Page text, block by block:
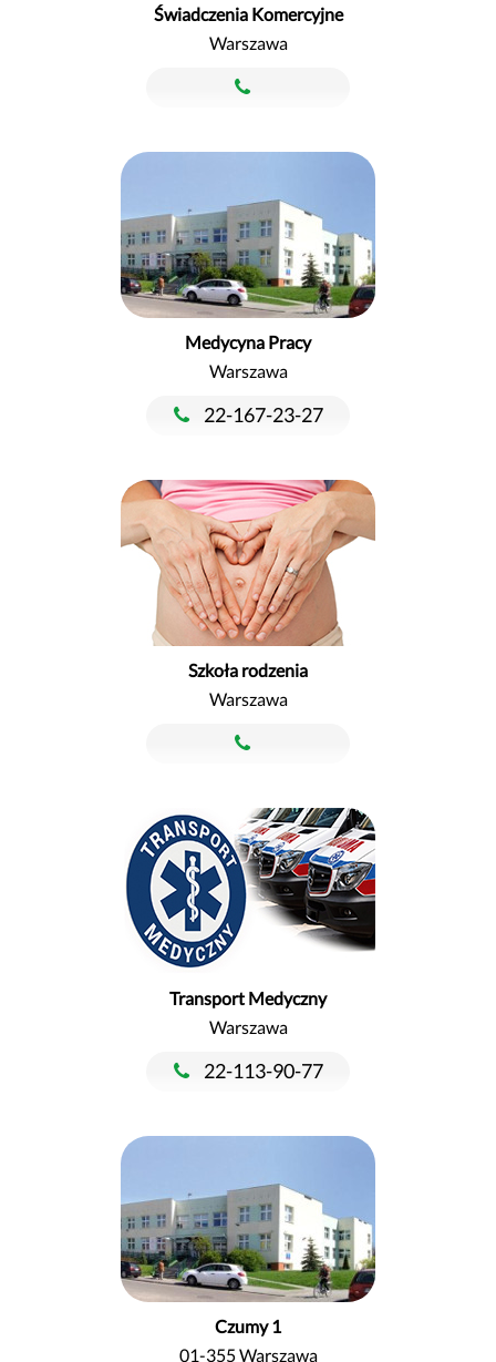
Świadczenia Komercyjne
Warszawa
Medycyna Pracy
Warszawa
22-167-23-27
Szkoła rodzenia
Warszawa
Transport Medyczny
Warszawa
22-113-90-77
Czumy 1
01-355 Warszawa